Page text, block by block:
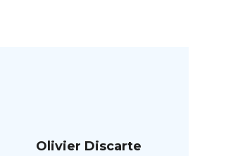
Olivier Discarte